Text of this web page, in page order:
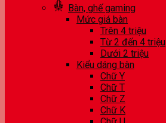
Bàn, ghế gaming
Mức giá bàn
Trên 4 triệu
Từ 2 đến 4 triệu
Dưới 2 triệu
Kiểu dáng bàn
Chữ Y
Chữ T
Chữ Z
Chữ K